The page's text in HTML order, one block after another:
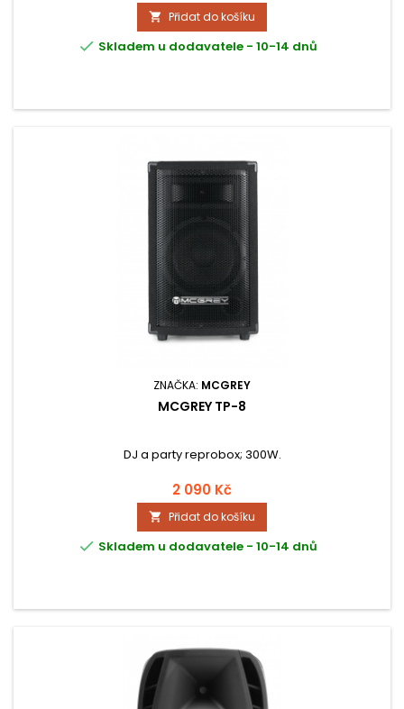
 Přidat do košíku
 Skladem u dodavatele - 10-14 dnů
ZNAČKA: MCGREY
MCGREY TP-8
DJ a party reprobox; 300W.
2 090 Kč
 Přidat do košíku
 Skladem u dodavatele - 10-14 dnů